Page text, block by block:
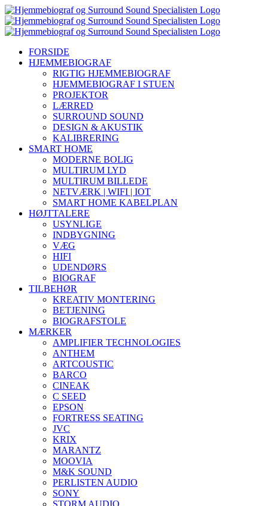
Skip
to
content
YouTube
Instagram
Facebook
LinkedIn
FORSIDE
HJEMMEBIOGRAF
RIGTIG HJEMMEBIOGRAF
HJEMMEBIOGRAF I STUEN
PROJEKTOR
LÆRRED
SURROUND SOUND
DESIGN & AKUSTIK
KALIBRERING
SMART HOME
MODERNE BOLIG
MULTIRUM LYD
MULTIRUM BILLEDE
NETVÆRK | WIFI | IOT
SMART HOME KABELPLAN
HØJTTALERE
USYNLIGE
INDBYGNING
VÆG
HIFI
UDENDØRS
BIOGRAF
TILBEHØR
KREATIV MONTERING
BETJENING
BIOGRAFSTOLE
MÆRKER
AMPLIFIER TECHNOLOGIES
ANTHEM
ARTCOUSTIC
BARCO
CINEAK
C SEED
EPSON
FORTRESS SEATING
JVC
KRIX
MARANTZ
MOOVIA
M&K SOUND
PERLISTEN AUDIO
SONY
STORM AUDIO